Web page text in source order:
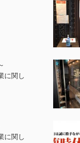
に関し
に関し